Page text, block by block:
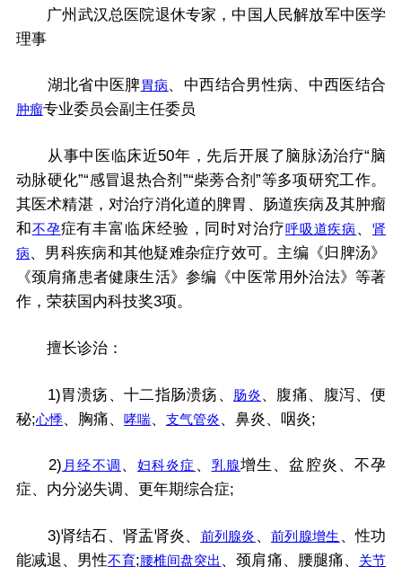
广州武汉总医院退休专家，中国人民解放军中医学
理事
湖北省中医脾胃病、中西结合男性病、中西医结合
肿瘤专业委员会副主任委员
从事中医临床近50年，先后开展了脑脉汤治疗“脑
动脉硬化”“感冒退热合剂”“柴蒡合剂”等多项研究工作。
其医术精湛，对治疗消化道的脾胃、肠道疾病及其肿瘤
和不孕症有丰富临床经验，同时对治疗呼吸道疾病 、肾
病、男科疾病和其他疑难杂症疗效可。主编《归脾汤》
《颈肩痛患者健康生活》参编《中医常用外治法》等著
作，荣获国内科技奖3项。
擅长诊治：
1)胃溃疡、十二指肠溃疡、 肠炎、腹痛、腹泻、便
秘;心悸、胸痛、 哮喘、 支气管炎、鼻炎、咽炎;
2) 月经不调 、妇科炎症 、 乳腺增生、盆腔炎、不孕
症、内分泌失调、更年期综合症;
3)肾结石、肾盂肾炎、 前列腺炎 、前列腺增生 、性功
能减退、男性不育;腰椎间盘突出 、颈肩痛、腰腿痛、
关节